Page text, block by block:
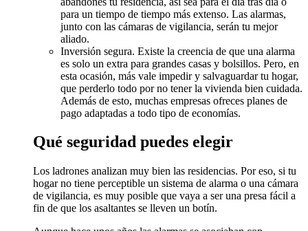
para un tiempo de tiempo más extenso. Las alarmas,
junto con las cámaras de vigilancia, serán tu mejor
aliado.
Inversión segura. Existe la creencia de que una alarma
es solo un extra para grandes casas y bolsillos. Pero, en
esta ocasión, más vale impedir y salvaguardar tu hogar,
que perderlo todo por no tener la vivienda bien cuidada.
Además de esto, muchas empresas ofreces planes de
pago adaptadas a todo tipo de economías.
Qué seguridad puedes elegir
Los ladrones analizan muy bien las residencias. Por eso, si tu
hogar no tiene perceptible un sistema de alarma o una cámara
de vigilancia, es muy posible que vaya a ser una presa fácil a
fin de que los asaltantes se lleven un botín.